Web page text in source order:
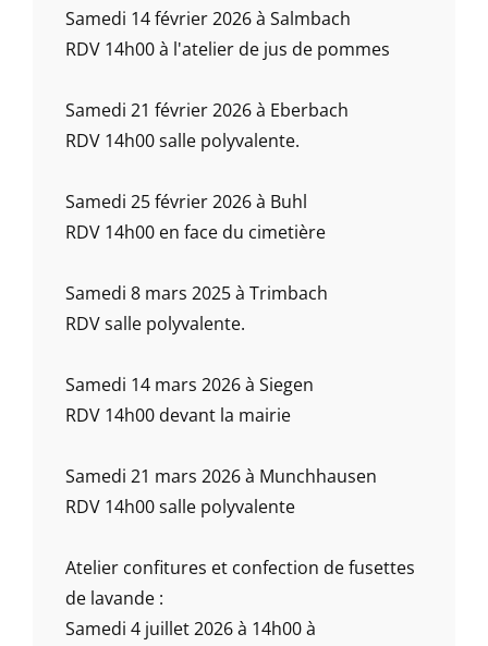
Samedi 14 février 2026 à Salmbach
RDV 14h00 à l'atelier de jus de pommes
Samedi 21 février 2026 à Eberbach
RDV 14h00 salle polyvalente.
Samedi 25 février 2026 à Buhl
RDV 14h00 en face du cimetière
Samedi 8 mars 2025 à Trimbach
RDV salle polyvalente.
Samedi 14 mars 2026 à Siegen
RDV 14h00 devant la mairie
Samedi 21 mars 2026 à Munchhausen
RDV 14h00 salle polyvalente
Atelier confitures et confection de fusettes
de lavande :
Samedi 4 juillet 2026 à 14h00 à